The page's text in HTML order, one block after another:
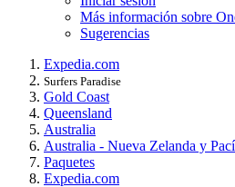
Más información sobre
Sugerencias
Expedia.com
Surfers Paradise
Gold Coast
Queensland
Australia
Australia - Nueva Zelanda y
Paquetes
Expedia.com